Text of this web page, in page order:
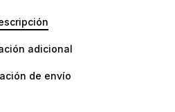
en el carrito.
adicional
de envío